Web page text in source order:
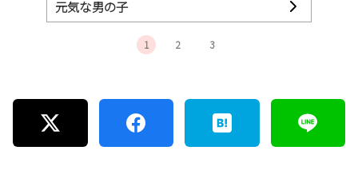
元気な男の子
1 2 3